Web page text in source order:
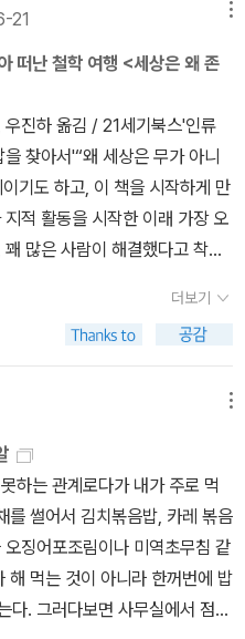
한 이야기를 엮어 놓았다. 일본
, 그리고 환광원이라는 고아원
톱니바퀴처럼 굴러가는 기가막
국소설에서 잘 찾아볼 수 없었던
. 재미와 감동 두마리 토끼를
테나 추천하고 싶다. 2. <용의
설도 너무 재미있게 읽었다. 추
형태와 변주의 극단이 어느정도
학이라는 이데아에 탐닉하다가
천재수학자이자 수학교사 이시
모녀.. 이시가미의 순수에 대한
소설에서는 사랑하는 이에 대한
.. 몇 년 전 한국에서도 이 소설
었다. 방은진 감독, 류승범, 이
실패한 모양이다. 내가 보기엔
었는데.. 류승범, 이요원, 조진웅
도 좋았다. 이시가미 역을 맡은
된 것 같다. 한국판 용의자x는
용의자x의 헌신은 어떤 결말일
고의 책을 많이 번역하고있다.
가 거의 로테이션으로 하는 듯
지도 있는 번역이 좋은 거겠지.
읽었었다. [ 오쿠
오쿠다 히데오의 <남쪽으로 튀
다 히데오의 소설도 별 주목을
문의 여자>가 번역 돼 나왔고,
역됐다. [ 다카노
지에서 꾸준히 다카노 가즈아키
어떨지 모르겠는데, 작년에 나온
이 입소문을 타면서 꽤 많이 읽
코야마 히데오. 기자로 활동하
며 등단했다. 그의 소설 <클레
, 얼마 전에는 그의 신작 <64>
후 그의 작품은 읽은 적이 없는
에쿠니 가오
도 빼놓을 수 없다. 일본에서는
이>가 대박터진 이후 한 출판
올려둔다. 왠만하면 환상물 멀
과 무라카미류의 <최후의 가족>
> 이렇게 세 권이다. 그 중에서
의 작품이 손에 들린다. 에쿠니
는데, <냉정과 열정사이>때문
월담>과 사쿠라바 카즈키의 <
마쿠라>다. <고야>의 경우 또
고양이 관련 소설이 두 어 권 있
이 묶어봐야겠다. 뭐
드 호세이니의 <그리고 산이
영문판 아닌가? 왜 이게 올라
산>이 <
는 원당희, 출판사는 세창출판
이 굉장히 다르다. 제발트의 <
가 시리즈로 나왔다. 이 책을
열린책들에서
는 제목의 소설이 나왔는데, 비
21
떠난 철학 여행 <세상은 왜 존
진하 옮김 / 21세기북스'인류
찾아서'“왜 세상은 무가 아니
기도 하고, 이 책을 시작하게 만
적 활동을 시작한 이래 가장 오
많은 사람이 해결했다고 착각
특별한 사람들은 풀리지 않을
평생을 보내기도 한다. 이 책은
가운데 한 사람의 기록이다.프리
나님께서 무에서 유를 창조하
어나도 답변이 불가능하다는
시작했다. 그는 이 존재의 수수
자물리학자와 우주철학자 그리
며 생각의 범위를 넓히고, 역사
하고 정리한다. 이 과정에서 그
, 저자가 경험한 두 층위의 이야
리는 우주가 왜 존재하는지 결코
더보기
하는 관계로다가 내가 주로 먹
를 썰어서 김치볶음밥, 카레 볶음
징어포조림이나 미역초무침 같
해 먹는 것이 아니라 한꺼번에 밥
다. 그러다보면 사무실에서 점심